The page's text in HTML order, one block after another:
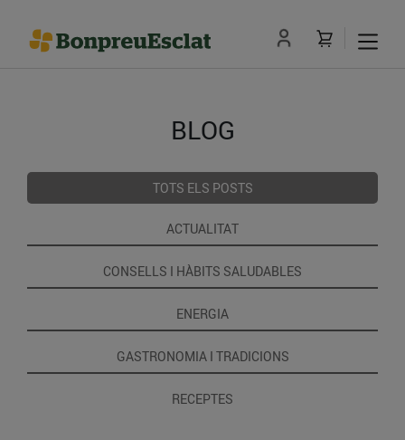
BLOG
TOTS ELS POSTS
ACTUALITAT
CONSELLS I HÀBITS SALUDABLES
ENERGIA
GASTRONOMIA I TRADICIONS
RECEPTES